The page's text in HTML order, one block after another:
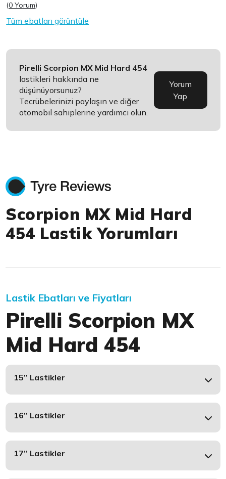
(0 Yorum)
Tüm ebatları görüntüle
Pirelli Scorpion MX Mid Hard 454
lastikleri hakkında ne
düşünüyorsunuz?
Tecrübelerinizi paylaşın ve diğer
otomobil sahiplerine yardımcı olun.
Yorum
Yap
Scorpion MX Mid Hard
454 Lastik Yorumları
Lastik Ebatları ve Fiyatları
Pirelli Scorpion MX
Mid Hard 454
15’’ Lastikler
16’’ Lastikler
17’’ Lastikler